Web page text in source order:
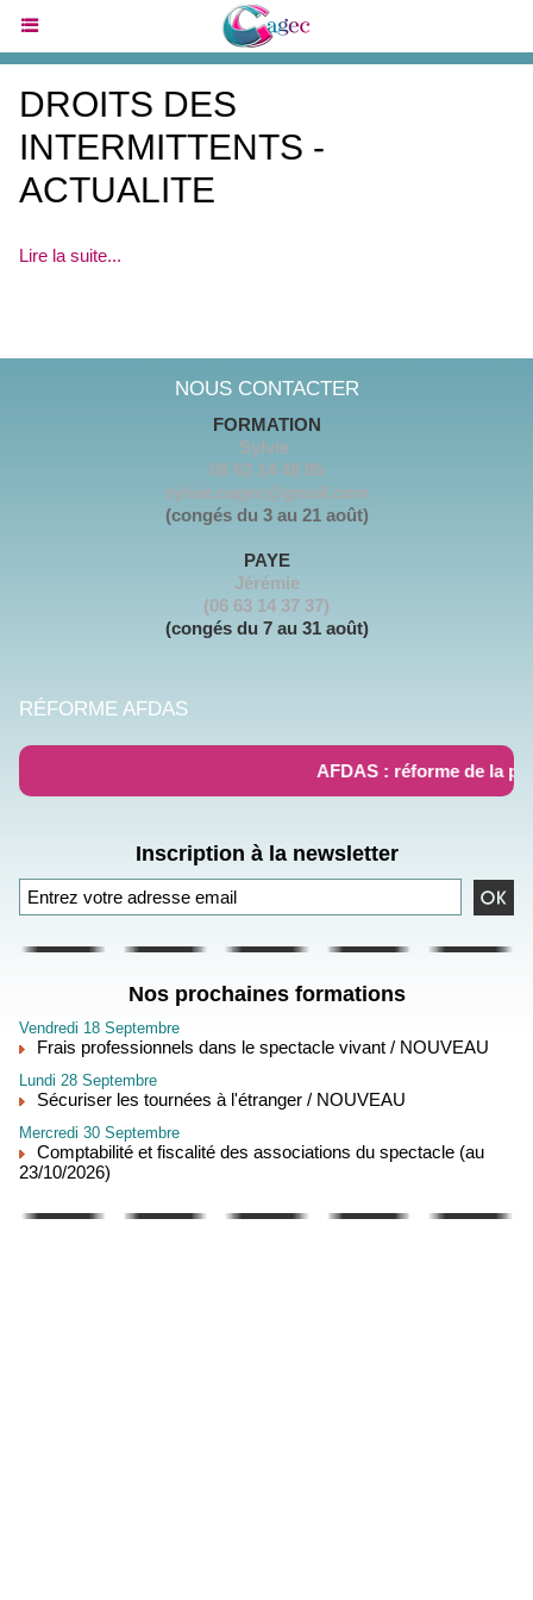
DROITS DES
INTERMITTENTS -
ACTUALITE
Lire la suite...
NOUS CONTACTER
FORMATION
Sylvie
06 63 14 48 85
sylvie.cagec@gmail.com
(congés du 3 au 21 août)
PAYE
Jérémie
(06 63 14 37 37)
(congés du 7 au 31 août)
RÉFORME AFDAS
AFDAS : réforme de la
Inscription à la newsletter
Nos prochaines formations
Vendredi 18 Septembre
Frais professionnels dans le spectacle vivant / NOUVEAU
Lundi 28 Septembre
Sécuriser les tournées à l'étranger / NOUVEAU
Mercredi 30 Septembre
Comptabilité et fiscalité des associations du spectacle (au
23/10/2026)